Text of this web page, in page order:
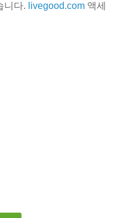
니다. livegood.com 액세